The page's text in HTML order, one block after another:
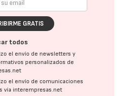
GRATIS
todos
el envío de newsletters y
personalizados de
el envío de comunicaciones
vía interempresas.net